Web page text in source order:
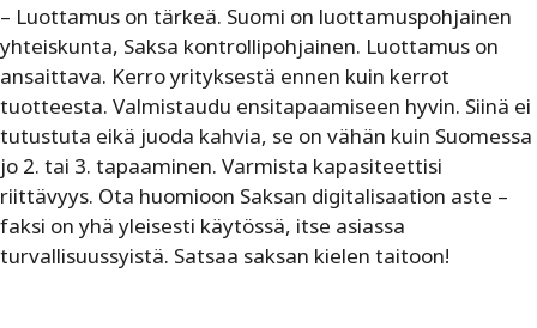
– Luottamus on tärkeä. Suomi on luottamuspohjainen
yhteiskunta, Saksa kontrollipohjainen. Luottamus on
ansaittava. Kerro yrityksestä ennen kuin kerrot
tuotteesta. Valmistaudu ensitapaamiseen hyvin. Siinä ei
tutustuta eikä juoda kahvia, se on vähän kuin Suomessa
jo 2. tai 3. tapaaminen. Varmista kapasiteettisi
riittävyys. Ota huomioon Saksan digitalisaation aste –
faksi on yhä yleisesti käytössä, itse asiassa
turvallisuussyistä. Satsaa saksan kielen taitoon!